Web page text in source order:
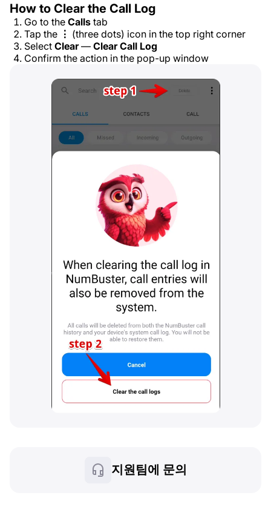
How to Clear the Call Log
Go to the Calls tab
Tap the ⋮ (three dots) icon in the top right corner
Select Clear— Clear Call Log
Confirm the action in the pop-up window
지원팀에 문의